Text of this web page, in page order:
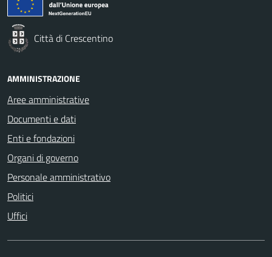
Città di Crescentino
AMMINISTRAZIONE
Aree amministrative
Documenti e dati
Enti e fondazioni
Organi di governo
Personale amministrativo
Politici
Uffici